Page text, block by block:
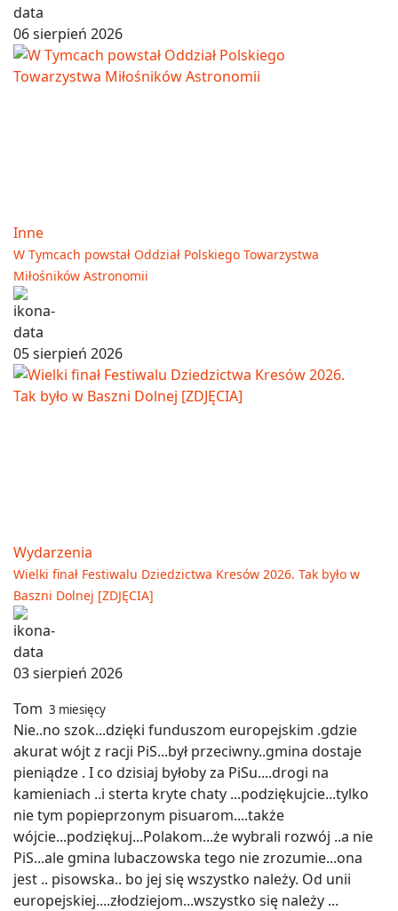
06 sierpień 2026
Inne
W Tymcach powstał Oddział Polskiego Towarzystwa
Miłośników Astronomii
05 sierpień 2026
Wydarzenia
Wielki finał Festiwalu Dziedzictwa Kresów 2026. Tak było w
Baszni Dolnej [ZDJĘCIA]
03 sierpień 2026
Tom 3 miesięcy
Nie..no szok...dzięki funduszom europejskim .gdzie
akurat wójt z racji PiS...był przeciwny..gmina dostaje
pieniądze . I co dzisiaj byłoby za PiSu....drogi na
kamieniach ..i sterta kryte chaty ...podziękujcie...tylko
nie tym popieprzonym pisuarom....także
wójcie...podziękuj...Polakom...że wybrali rozwój ..a nie
PiS...ale gmina lubaczowska tego nie zrozumie...ona
jest .. pisowska.. bo jej się wszystko należy. Od unii
europejskiej....złodziejom...wszystko się należy ...